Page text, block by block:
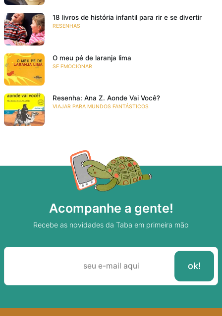
18 livros de história infantil para rir e se divertir
RESENHAS
O meu pé de laranja lima
SE EMOCIONAR
Resenha: Ana Z. Aonde Vai Você?
VIAJAR PARA MUNDOS FANTÁSTICOS
Acompanhe a gente!
Recebe as novidades da Taba em primeira mão